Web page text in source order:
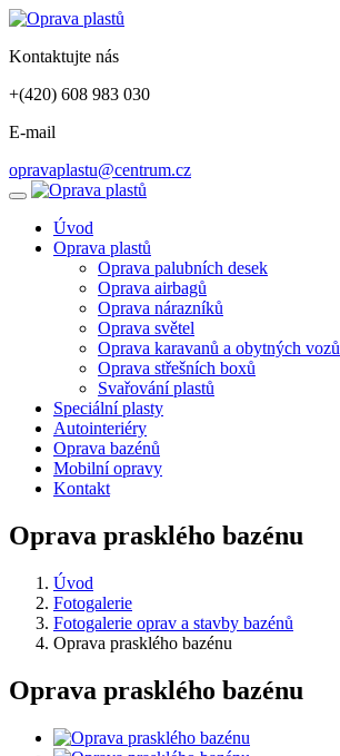
Kontaktujte nás
+(420) 608 983 030
E-mail
opravaplastu@centrum.cz
Úvod
Oprava plastů
Oprava palubních desek
Oprava airbagů
Oprava nárazníků
Oprava světel
Oprava karavanů a obytných vozů
Oprava střešních boxů
Svařování plastů
Speciální plasty
Autointeriéry
Oprava bazénů
Mobilní opravy
Kontakt
Oprava prasklého bazénu
Úvod
Fotogalerie
Fotogalerie oprav a stavby bazénů
Oprava prasklého bazénu
Oprava prasklého bazénu